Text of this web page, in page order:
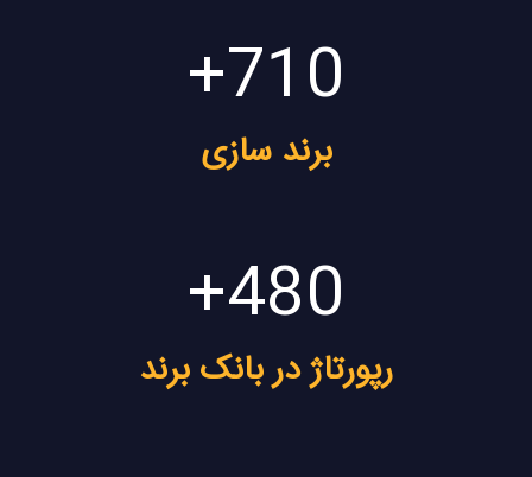
برند سازی
710
+
رپورتاژ در بانک برند
480
+